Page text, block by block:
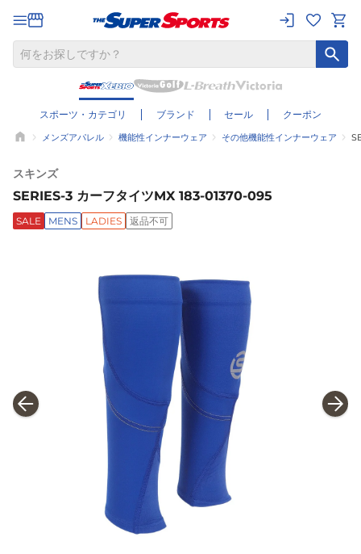
スポーツ・カテゴリ ブランド セール クーポン
メンズアパレル 機能性インナーウェア その他機能性インナーウェア
スキンズ
SERIES-3 カーフタイツMX 183-01370-095
SALE MENS LADIES 返品不可